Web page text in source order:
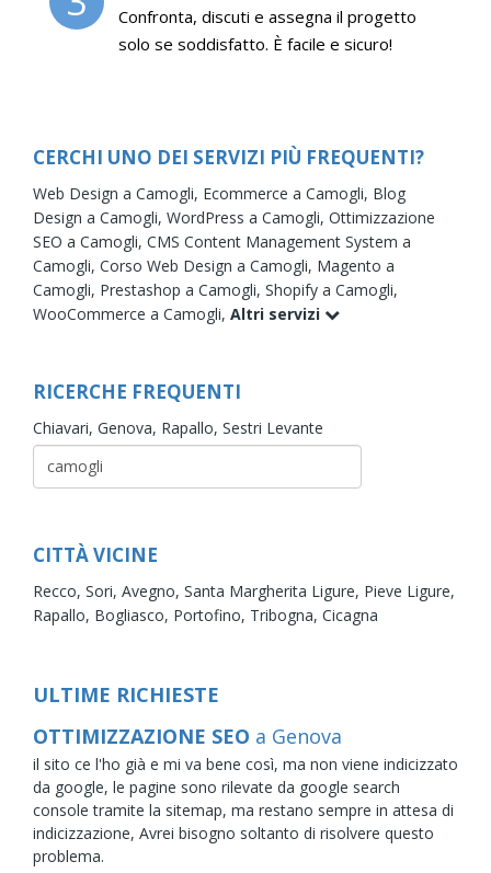
Confronta, discuti e assegna il progetto
solo se soddisfatto. È facile e sicuro!
CERCHI UNO DEI SERVIZI PIÙ FREQUENTI?
Web Design a Camogli, Ecommerce a Camogli, Blog
Design a Camogli, WordPress a Camogli, Ottimizzazione
SEO a Camogli, CMS Content Management System a
Camogli, Corso Web Design a Camogli, Magento a
Camogli, Prestashop a Camogli, Shopify a Camogli,
WooCommerce a Camogli, Altri servizi
RICERCHE FREQUENTI
Chiavari, Genova, Rapallo, Sestri Levante
CITTÀ VICINE
Recco, Sori, Avegno, Santa Margherita Ligure, Pieve Ligure,
Rapallo, Bogliasco, Portofino, Tribogna, Cicagna
ULTIME RICHIESTE
OTTIMIZZAZIONE SEO a Genova
il sito ce l'ho già e mi va bene così, ma non viene indicizzato
da google, le pagine sono rilevate da google search
console tramite la sitemap, ma restano sempre in attesa di
indicizzazione, Avrei bisogno soltanto di risolvere questo
problema.